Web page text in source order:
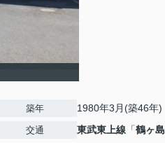
築年 1980年3月(築46年)
交通 東武東上線 「鶴ヶ島